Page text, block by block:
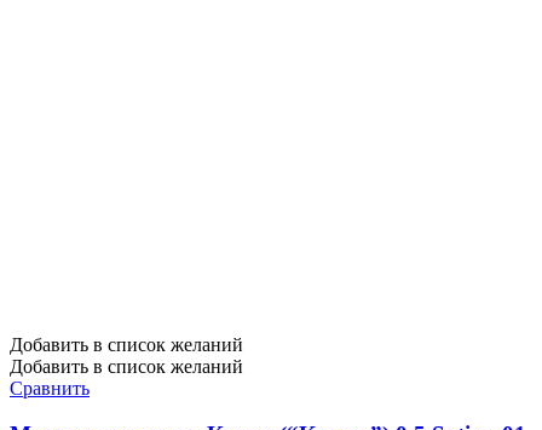
Добавить в список желаний
Добавить в список желаний
Сравнить